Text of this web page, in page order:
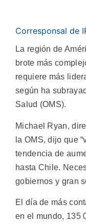
Corresponsal de
La región de
brote más
requiere más
según ha
Salud (OMS).
Michael Ryan,
la OMS, dijo que
tendencia de
hasta Chile.
gobiernos y gran
El día de más
en el mundo, 135